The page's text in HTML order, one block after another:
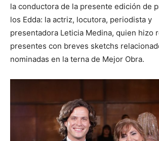
la conductora de la presente edición de
los Edda: la actriz, locutora, periodista y
presentadora Leticia Medina, quien hizo
presentes con breves sketchs
nominadas en la terna de Mejor Obra.